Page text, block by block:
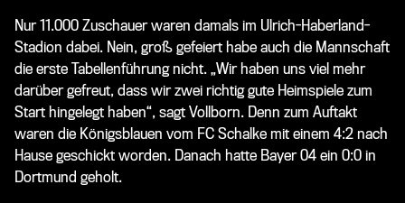
Nur 11.000 Zuschauer waren damals im Ulrich-Haberland-
Stadion dabei. Nein, groß gefeiert habe auch die Mannschaft
die erste Tabellenführung nicht. „Wir haben uns viel mehr
darüber gefreut, dass wir zwei richtig gute Heimspiele zum
Start hingelegt haben“, sagt Vollborn. Denn zum Auftakt
waren die Königsblauen vom FC Schalke mit einem 4:2 nach
Hause geschickt worden. Danach hatte Bayer 04 ein 0:0 in
Dortmund geholt.